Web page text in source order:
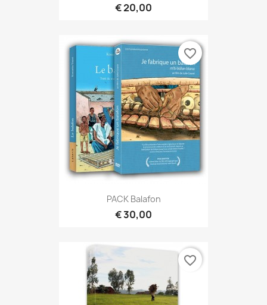
€ 20,00
PACK Balafon
€ 30,00
favorite_border
favorite_border